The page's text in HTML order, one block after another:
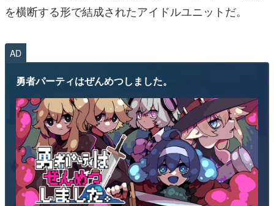
を横断する形で結成されたアイドルユニットだ。
AD
勇者パーティはぜんめつしました。